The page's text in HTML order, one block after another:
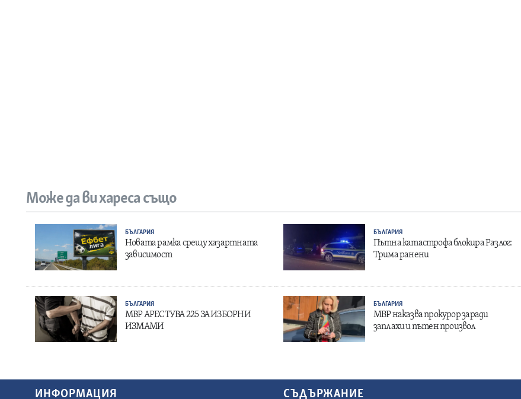
Може да ви хареса също
БЪЛГАРИЯ
Новата рамка срещу хазартната
зависимост
БЪЛГАРИЯ
Пътна катастрофа блокира Разлог:
Трима ранени
БЪЛГАРИЯ
МВР АРЕСТУВА 225 ЗА ИЗБОРНИ
ИЗМАМИ
БЪЛГАРИЯ
МВР наказва прокурор заради
заплахи и пътен произвол
ИНФОРМАЦИЯ СЪДЪРЖАНИЕ